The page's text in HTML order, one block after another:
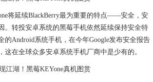
将延续BlackBerry最为重要的特点——安全，安
。转投安卓系统的黑莓手机依然延续保持安全特
的Android系统手机，在今年Google发布安全报告
这在全球众多安卓系统手机厂商中是少有的。